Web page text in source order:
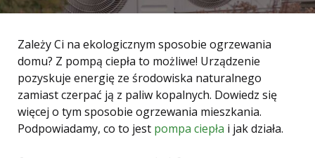
Zależy Ci na ekologicznym sposobie ogrzewania
domu? Z pompą ciepła to możliwe! Urządzenie
pozyskuje energię ze środowiska naturalnego
zamiast czerpać ją z paliw kopalnych. Dowiedz się
więcej o tym sposobie ogrzewania mieszkania.
Podpowiadamy, co to jest pompa ciepła i jak działa.